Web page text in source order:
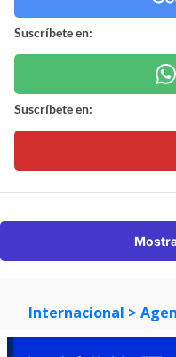
Suscríbete en:
Suscríbete en:
Internacional >